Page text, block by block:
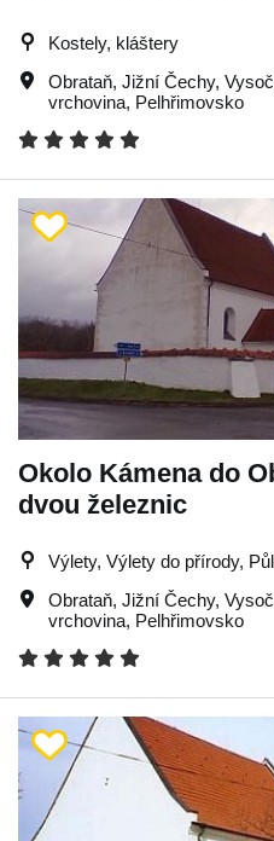
Kostely, kláštery
Obrataň, Jižní Čechy,
vrchovina, Pelhřimovsko
Okolo Kámena do
dvou železnic
Výlety, Výlety do přírody,
Obrataň, Jižní Čechy,
vrchovina, Pelhřimovsko